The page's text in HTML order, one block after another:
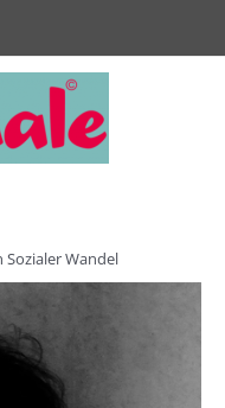
Sozialer Wandel